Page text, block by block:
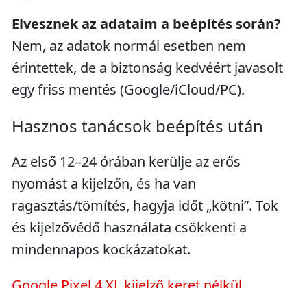
Elvesznek az adataim a beépítés során?
Nem, az adatok normál esetben nem
érintettek, de a biztonság kedvéért javasolt
egy friss mentés (Google/iCloud/PC).
Hasznos tanácsok beépítés után
Az első 12–24 órában kerülje az erős
nyomást a kijelzőn, és ha van
ragasztás/tömítés, hagyja időt „kötni”. Tok
és kijelzővédő használata csökkenti a
mindennapos kockázatokat.